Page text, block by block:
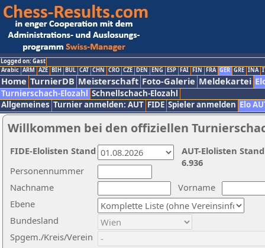
Logged on: Gast
Arabic ARM AZE BIH BUL CAT CHN CRO CZE DEN ENG ESP FAI FIN FRA GER GRE INA
Home TurnierDB Meisterschaft Foto-Galerie Meldekartei
Turnierschach-Elozahl Schnellschach-Elozahl
Allgemeines Turnier anmelden: AUT FIDE Spieler anmelden Elo
Willkommen bei den offiziellen
Nachname
Vorname
Ebene
Personennummer
Bundesland
Spgem./Kreis/Verein
AUT-Elolisten
6.936
FIDE-Elolisten Stand